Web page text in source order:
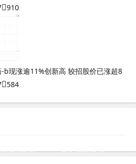
910
b现涨逾11%创新高 较招股价已涨超8
584